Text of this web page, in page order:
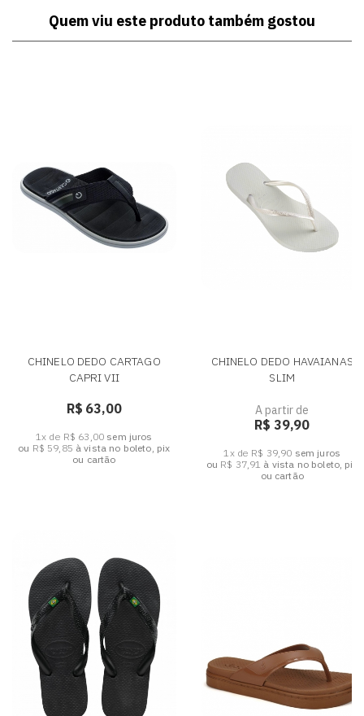
Quem viu este produto também gostou
CHINELO DEDO CARTAGO
CAPRI VII
R$ 63,00
1x de R$ 63,00 sem juros
ou R$ 59,85 à vista no boleto, pix
ou cartão
CHINELO DEDO HAVAIANAS
SLIM
A partir de
R$ 39,90
1x de R$ 39,90 sem juros
ou R$ 37,91 à vista no boleto, pix
ou cartão